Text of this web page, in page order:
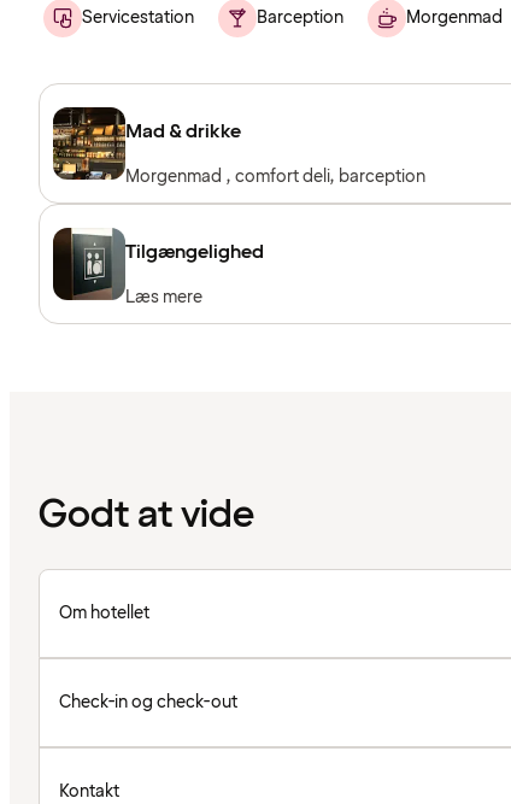
Servicestation Barception Morgenmad
Mad & drikke
Morgenmad , comfort deli, barception
Tilgængelighed
Læs mere
Godt at vide
Om hotellet
Check-in og check-out
Kontakt